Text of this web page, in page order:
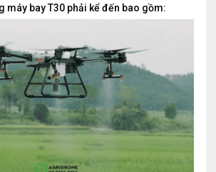
máy bay T30 phải kể đến bao gồm: